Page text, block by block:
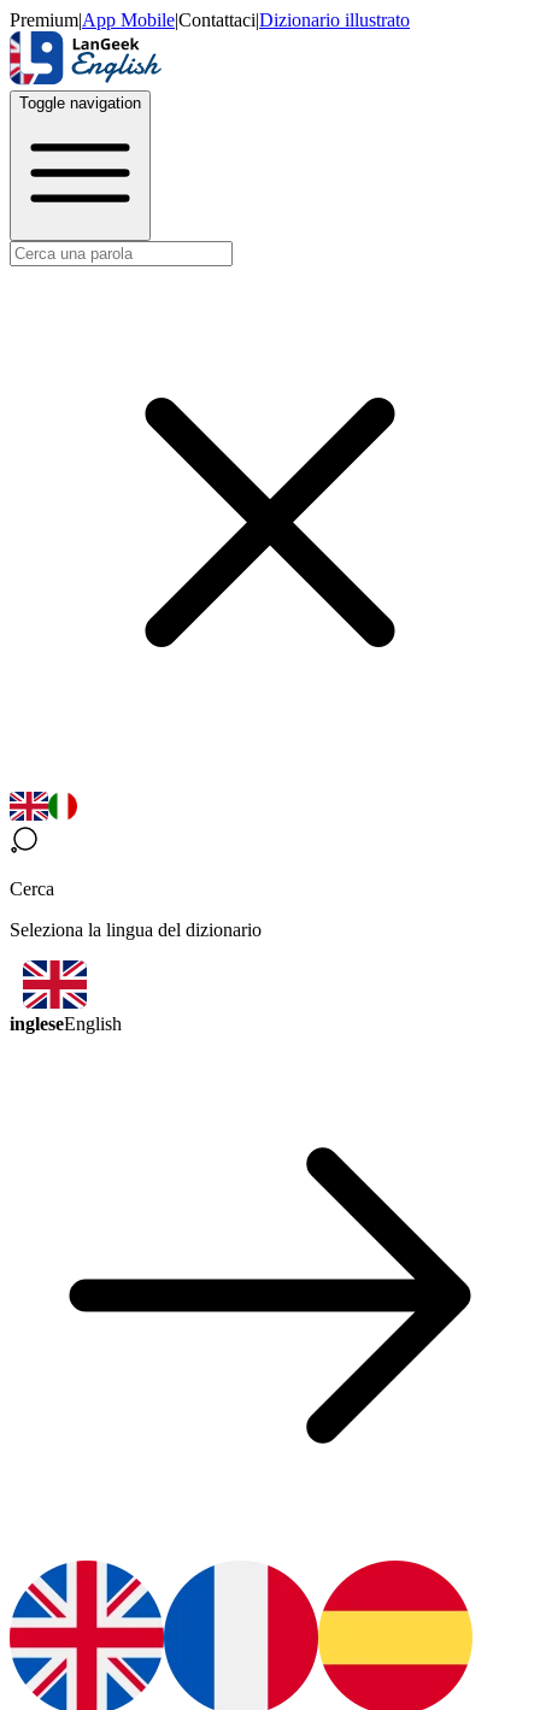
Premium|App Mobile|Contattaci|Dizionario illustrato
Toggle navigation
Cerca
Seleziona la lingua del dizionario
ingleseEnglish